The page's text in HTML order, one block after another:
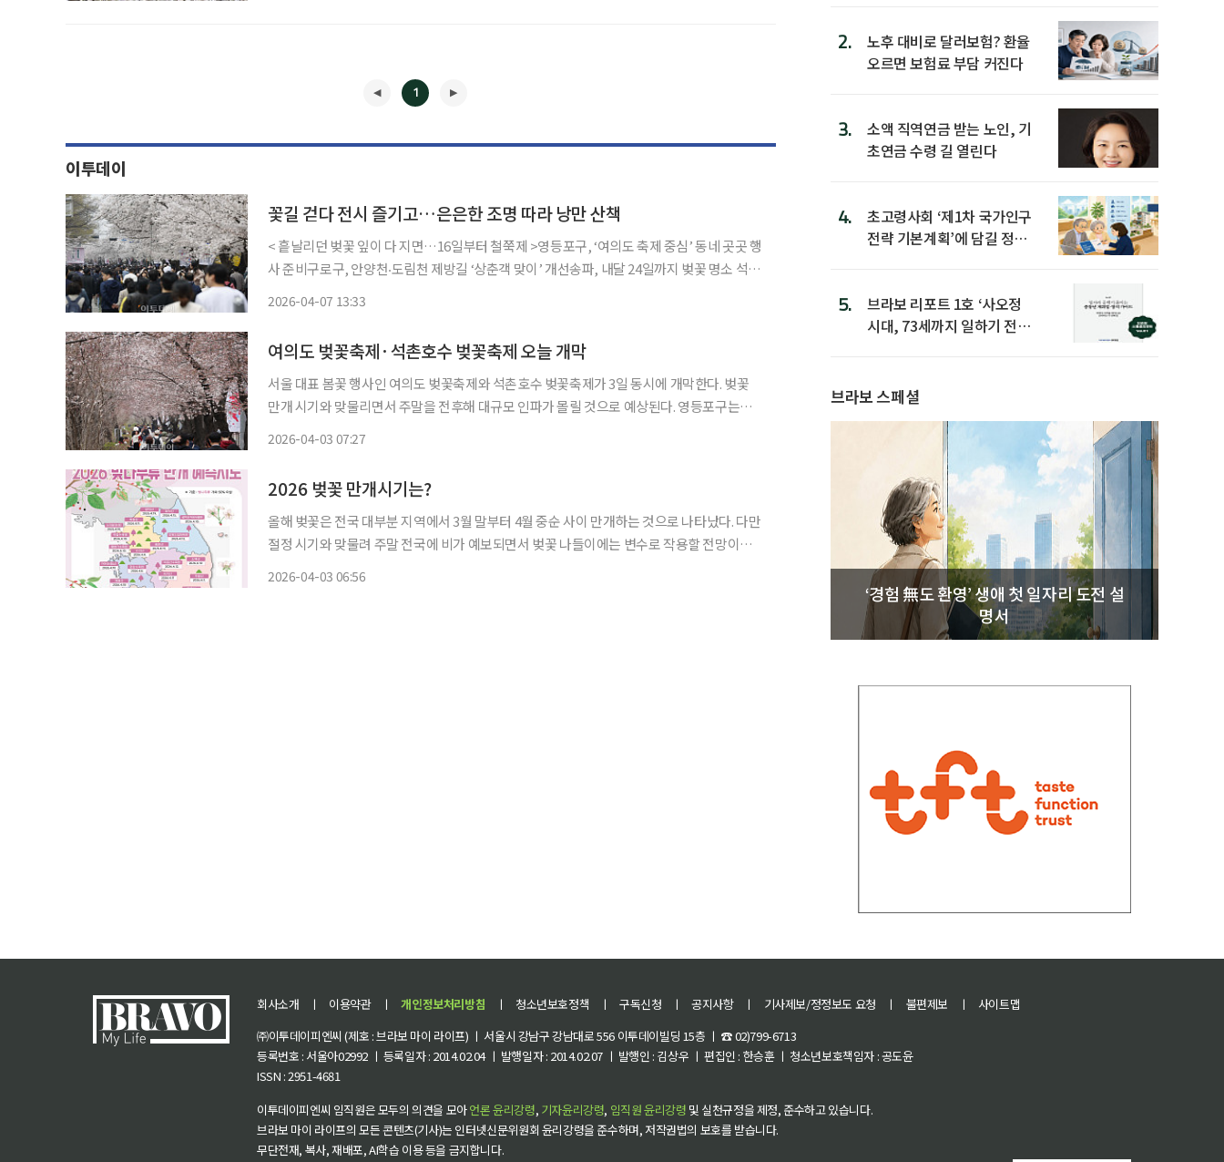
1
이투데이
꽃길 걷다 전시 즐기고…은은한 조명 따라 낭만 산책
< 흩날리던 벚꽃 잎이 다 지면…16일부터 철쭉제 >영등포구, ‘여의도 축제 중심’ 동네 곳곳 행
사 준비구로구, 안양천‧도림천 제방길 ‘상춘객 맞이’ 개선송파, 내달 24일까지 벚꽃 명소 석촌
2026-04-07 13:33
여의도 벚꽃축제·석촌호수 벚꽃축제 오늘 개막
서울 대표 봄꽃 행사인 여의도 벚꽃축제와 석촌호수 벚꽃축제가 3일 동시에 개막한다. 벚꽃
만개 시기와 맞물리면서 주말을 전후해 대규모 인파가 몰릴 것으로 예상된다. 영등포구는
2026-04-03 07:27
2026 벚꽃 만개시기는?
올해 벚꽃은 전국 대부분 지역에서 3월 말부터 4월 중순 사이 만개하는 것으로 나타났다. 다만
절정 시기와 맞물려 주말 전국에 비가 예보되면서 벚꽃 나들이에는 변수로 작용할 전망이다.
2026-04-03 06:56
2.
노후 대비로 달러보험? 환율
오르면 보험료 부담 커진다
3.
소액 직역연금 받는 노인, 기
초연금 수령 길 열린다
4.
초고령사회 ‘제1차 국가인구
전략 기본계획’에 담길 정책
5.
브라보 리포트 1호 ‘사오정
시대, 73세까지 일하기 전략’
브라보 스페셜
‘경험 無도 환영’ 생애 첫 일자리 도전 설
명서
회사소개 ㅣ 이용약관 ㅣ 개인정보처리방침 ㅣ 청소년보호정책 ㅣ 구독신청 ㅣ 공지사항 ㅣ 기사제보/정정보도 요청 ㅣ 불편제보 ㅣ
사이트맵
㈜이투데이피엔씨 (제호 : 브라보 마이 라이프) ㅣ 서울시 강남구 강남대로 556 이투데이빌딩 15층 ㅣ ☎ 02)799-6713
등록번호 : 서울아02992 ㅣ 등록일자 : 2014.02.04 ㅣ 발행일자 : 2014.02.07 ㅣ 발행인 : 김상우 ㅣ 편집인 : 한승훈 ㅣ 청소년보호책임자 : 공도윤
ISSN : 2951-4681
이투데이피엔씨 임직원은 모두의 의견을 모아언론 윤리강령, 기자윤리강령, 임직원 윤리강령 및 실천규정을 제정, 준수하고 있습니다.
브라보 마이 라이프의 모든 콘텐츠(기사)는 인터넷신문위원회 윤리강령을 준수하며, 저작권법의 보호를 받습니다.
무단전재, 복사, 재배포, AI학습 이용 등을 금지합니다.